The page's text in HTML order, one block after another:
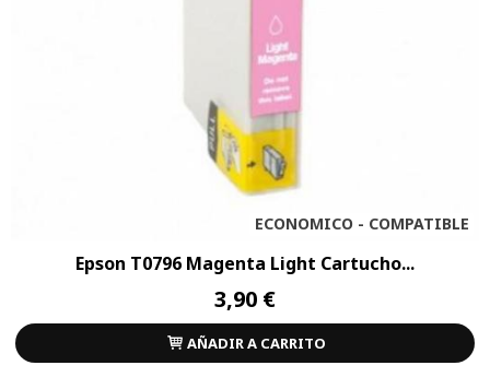
ECONOMICO - COMPATIBLE
Epson T0796 Magenta Light Cartucho...
3,90 €
AÑADIR A CARRITO